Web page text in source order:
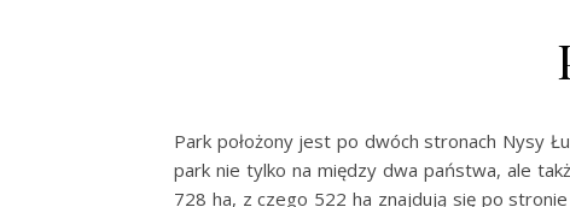
Park położony jest po dwóch stronach Nysy
park nie tylko na między dwa państwa, ale
728 ha, z czego 522 ha znajdują się po